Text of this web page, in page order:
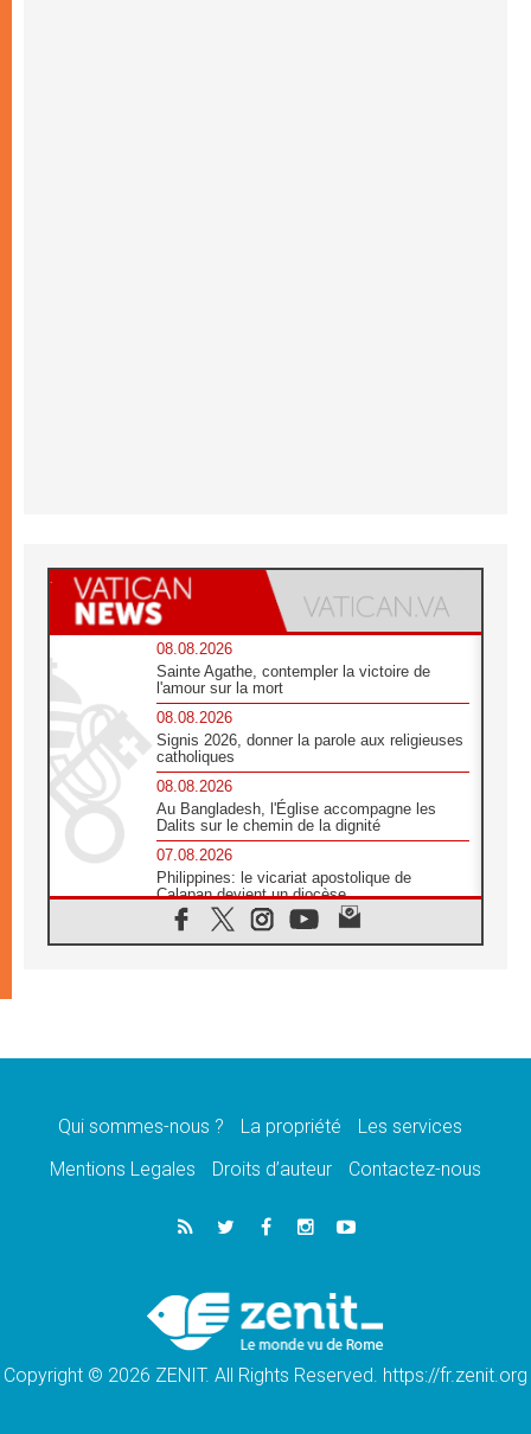
08.08.2026
Sainte Agathe, contempler la victoire de
l'amour sur la mort
08.08.2026
Signis 2026, donner la parole aux religieuses
catholiques
08.08.2026
Au Bangladesh, l'Église accompagne les
Dalits sur le chemin de la dignité
07.08.2026
Philippines: le vicariat apostolique de
Calapan devient un diocèse
07.08.2026
Congo-Brazzaville : le 15 août, entre
une signature»
Le programme du voyage apostolique du
07.08.2026
1ère Conférence continentale sur l'éducation
Un logo symbolique pour la venue du Pape
en France
Qui sommes-nous ? La propriété
Les services
Mentions Legales
Droits d’auteur Contactez-nous
Copyright © 2026 ZENIT. All Rights Reserved. https://fr.zenit.org